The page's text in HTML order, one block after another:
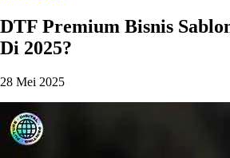
DTF Premium Bisnis
Di 2025?
28 Mei 2025